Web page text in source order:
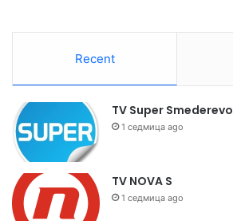
Recent
TV Super Smederevo
1 седмица ago
TV NOVA S
1 седмица ago